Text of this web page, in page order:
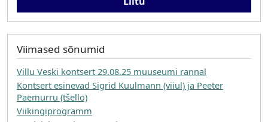
Viimased sõnumid
Villu Veski kontsert 29.08.25 muuseumi rannal
Kontsert esinevad Sigrid Kuulmann (viiul) ja Peeter
Paemurru (tšello)
Viikingiprogramm